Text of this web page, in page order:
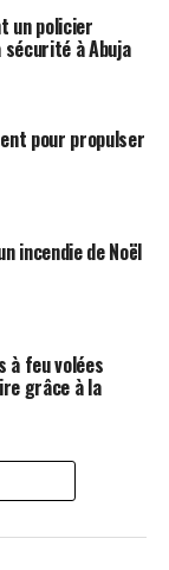
numérique,
ou un
son essence
recèle
n’est
chaque
temporelle, à
C’est le
technologie,
sur un
non
deviennent
un policier
à Abuja
pour propulser
incendie de Noël
à feu volées
grâce à la